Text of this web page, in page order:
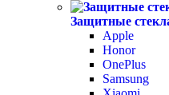
Защитные
Apple
Honor
OnePlus
Samsung